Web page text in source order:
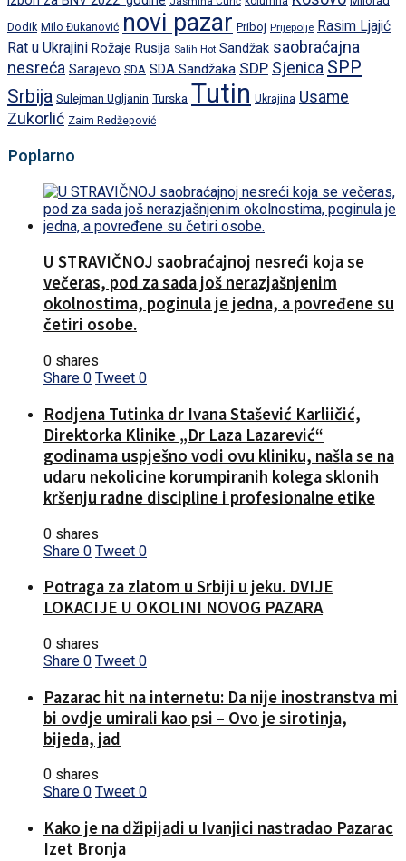
Dodik Milo Đukanović novi pazar Priboj Prijepolje Rasim Ljajić
Rat u Ukrajini Rožaje Rusija Salih Hot Sandžak saobraćajna
nesreća Sarajevo SDA SDA Sandžaka SDP Sjenica SPP
Srbija Sulejman Ugljanin Turska Tutin Ukrajina Usame
Zukorlić Zaim Redžepović
Poplarno
U STRAVIČNOJ saobraćajnoj nesreći koja se
večeras, pod za sada još nerazjašnjenim
okolnostima, poginula je jedna, a povređene su
četiri osobe.
0 shares
Share 0 Tweet 0
Rodjena Tutinka dr Ivana Stašević Karliičić,
Direktorka Klinike „Dr Laza Lazarević“
godinama uspješno vodi ovu kliniku, našla se na
udaru nekolicine korumpiranih kolega sklonih
kršenju radne discipline i profesionalne etike
0 shares
Share 0 Tweet 0
Potraga za zlatom u Srbiji u jeku. DVIJE
LOKACIJE U OKOLINI NOVOG PAZARA
0 shares
Share 0 Tweet 0
Pazarac hit na internetu: Da nije inostranstva mi
bi ovdje umirali kao psi – Ovo je sirotinja,
bijeda, jad
0 shares
Share 0 Tweet 0
Kako je na džipijadi u Ivanjici nastradao Pazarac
Izet Bronja